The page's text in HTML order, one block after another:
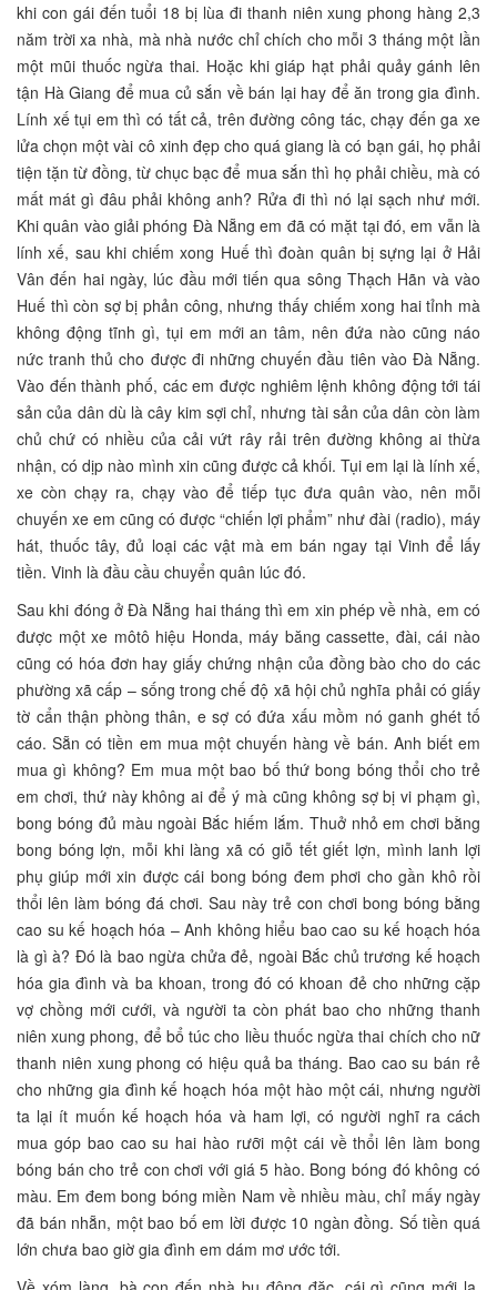
khi con gái đến tuổi 18 bị lùa đi thanh niên xung phong hàng 2,3
năm trời xa nhà, mà nhà nước chỉ chích cho mỗi 3 tháng một lần
một mũi thuốc ngừa thai. Hoặc khi giáp hạt phải quảy gánh lên
tận Hà Giang để mua củ sắn về bán lại hay để ăn trong gia đình.
Lính xế tụi em thì có tất cả, trên đường công tác, chạy đến ga xe
lửa chọn một vài cô xinh đẹp cho quá giang là có bạn gái, họ phải
tiện tặn từ đồng, từ chục bạc để mua sắn thì họ phải chiều, mà có
mất mát gì đâu phải không anh? Rửa đi thì nó lại sạch như mới.
Khi quân vào giải phóng Đà Nẵng em đã có mặt tại đó, em vẫn là
lính xế, sau khi chiếm xong Huế thì đoàn quân bị sựng lại ở Hải
Vân đến hai ngày, lúc đầu mới tiến qua sông Thạch Hãn và vào
Huế thì còn sợ bị phản công, nhưng thấy chiếm xong hai tỉnh mà
không động tĩnh gì, tụi em mới an tâm, nên đứa nào cũng náo
nức tranh thủ cho được đi những chuyến đầu tiên vào Đà Nẵng.
Vào đến thành phố, các em được nghiêm lệnh không động tới tái
sản của dân dù là cây kim sợi chỉ, nhưng tài sản của dân còn làm
chủ chứ có nhiều của cải vứt rây rải trên đường không ai thừa
nhận, có dịp nào mình xin cũng được cả khối. Tụi em lại là lính xế,
xe còn chạy ra, chạy vào để tiếp tục đưa quân vào, nên mỗi
chuyến xe em cũng có được “chiến lợi phẩm” như đài (radio), máy
hát, thuốc tây, đủ loại các vật mà em bán ngay tại Vinh để lấy
tiền. Vinh là đầu cầu chuyển quân lúc đó.
Sau khi đóng ở Đà Nẵng hai tháng thì em xin phép về nhà, em có
được một xe môtô hiệu Honda, máy băng cassette, đài, cái nào
cũng có hóa đơn hay giấy chứng nhận của đồng bào cho do các
phường xã cấp – sống trong chế độ xã hội chủ nghĩa phải có giấy
tờ cẩn thận phòng thân, e sợ có đứa xấu mồm nó ganh ghét tố
cáo. Sẵn có tiền em mua một chuyến hàng về bán. Anh biết em
mua gì không? Em mua một bao bố thứ bong bóng thổi cho trẻ
em chơi, thứ này không ai để ý mà cũng không sợ bị vi phạm gì,
bong bóng đủ màu ngoài Bắc hiếm lắm. Thuở nhỏ em chơi bằng
bong bóng lợn, mỗi khi làng xã có giỗ tết giết lợn, mình lanh lợi
phụ giúp mới xin được cái bong bóng đem phơi cho gần khô rồi
thổi lên làm bóng đá chơi. Sau này trẻ con chơi bong bóng bằng
cao su kế hoạch hóa – Anh không hiểu bao cao su kế hoạch hóa
là gì à? Đó là bao ngừa chửa đẻ, ngoài Bắc chủ trương kế hoạch
hóa gia đình và ba khoan, trong đó có khoan đẻ cho những cặp
vợ chồng mới cưới, và người ta còn phát bao cho những thanh
niên xung phong, để bổ túc cho liều thuốc ngừa thai chích cho nữ
thanh niên xung phong có hiệu quả ba tháng. Bao cao su bán rẻ
cho những gia đình kế hoạch hóa một hào một cái, nhưng người
ta lại ít muốn kế hoạch hóa và ham lợi, có người nghĩ ra cách
mua góp bao cao su hai hào rưỡi một cái về thổi lên làm bong
bóng bán cho trẻ con chơi với giá 5 hào. Bong bóng đó không có
màu. Em đem bong bóng miền Nam về nhiều màu, chỉ mấy ngày
đã bán nhẵn, một bao bố em lời được 10 ngàn đồng. Số tiền quá
lớn chưa bao giờ gia đình em dám mơ ước tới.